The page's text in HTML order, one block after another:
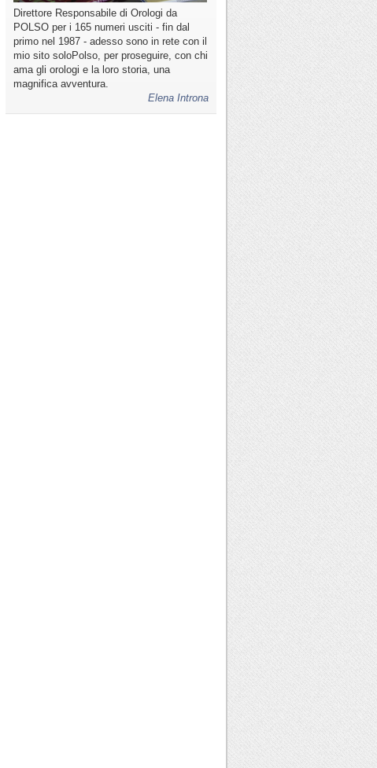
Direttore Responsabile di Orologi da
POLSO per i 165 numeri usciti - fin dal
primo nel 1987 - adesso sono in rete con il
mio sito soloPolso, per proseguire, con chi
ama gli orologi e la loro storia, una
magnifica avventura.
Elena Introna